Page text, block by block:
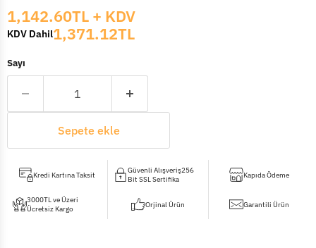
Mevcut fiyat
1,142.60TL + KDV
KDV Dahil1,371.12TL
Sayı
Sepete ekle
Kredi Kartına Taksit
Güvenli Alışveriş256
Bit SSL Sertifika
Kapıda Ödeme
3000TL ve Üzeri
Ücretsiz Kargo
Orjinal Ürün Garantili Ürün